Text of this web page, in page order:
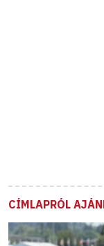
CÍMLAPRÓL